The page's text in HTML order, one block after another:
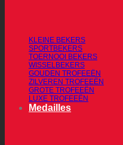
KLEINE BEKERS
SPORTBEKERS
TOERNOOI BEKERS
WISSELBEKERS
GOUDEN TROFEEËN
ZILVEREN TROFEEËN
GROTE TROFEEËN
LUXE TROFEEËN
Medailles